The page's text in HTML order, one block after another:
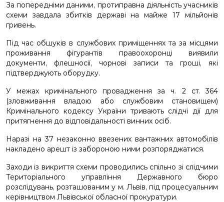
За попередніми даними, протиправна діяльність учасників
схеми завдала збитків державі на майже 17 мільйонів
гривень.
Під час обшуків в службових приміщеннях та за місцями
проживання фігурантів правоохоронці виявили
документи, флешносії, чорнові записи та гроші, які
підтверджують оборудку.
У межах кримінального провадження за ч. 2 ст. 364
(зловживання владою або службовим становищем)
Кримінального кодексу України тривають слідчі дії для
притягнення до відповідальності винних осіб.
Наразі на 37 незаконно ввезених вантажних автомобілів
накладено арешт із забороною ними розпоряджатися.
Заходи із викриття схеми проводились спільно зі слідчими
Територіального управління Державного бюро
розслідувань, розташованим у м. Львів, під процесуальним
керівництвом Львівської обласної прокуратури.